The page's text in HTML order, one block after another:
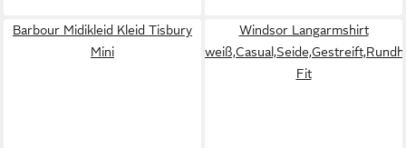
Barbour Midikleid Kleid Tisbury
Mini
Windsor Langarmshirt
Fit